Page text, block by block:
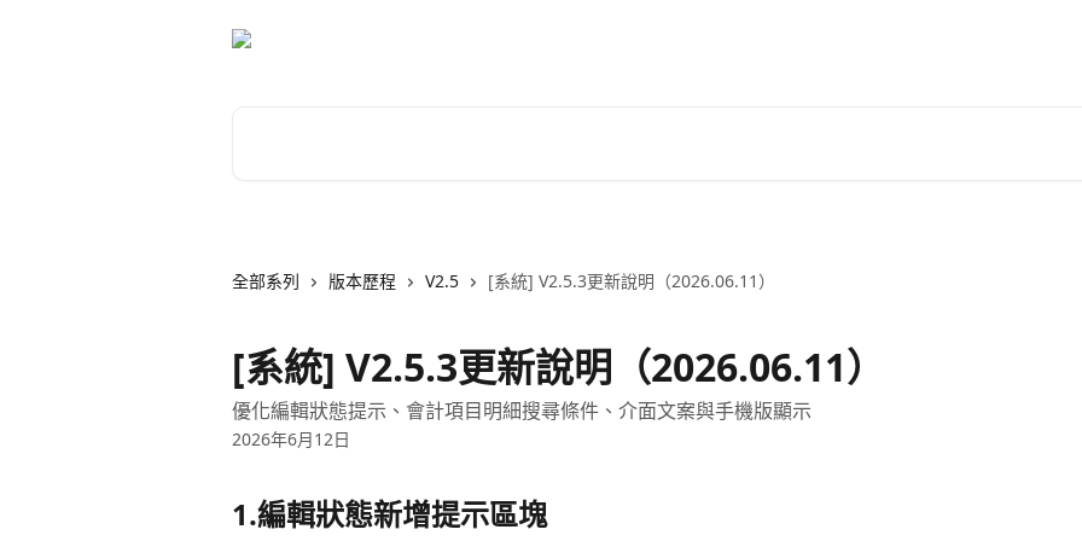
全部系列 版本歷程 V2.5 [系統] V2.5.3更新說明（2026.06.11）
[系統] V2.5.3更新說明（2026.06.11）
優化編輯狀態提示、會計項目明細搜尋條件、介面文案與手機版顯示
2026年6月12日
1.編輯狀態新增提示區塊